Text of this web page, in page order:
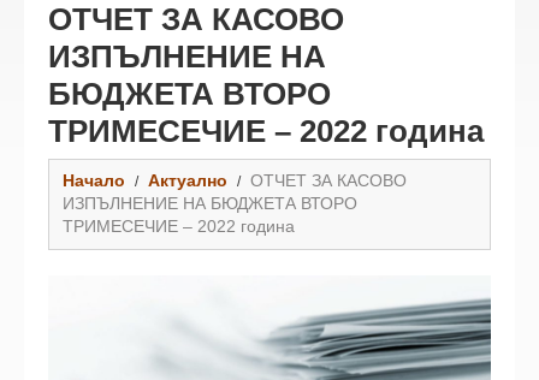
ОТЧЕТ ЗА КАСОВО
ИЗПЪЛНЕНИЕ НА
БЮДЖЕТА ВТОРО
ТРИМЕСЕЧИЕ – 2022 година
Начало Актуално
ОТЧЕТ ЗА КАСОВО
ИЗПЪЛНЕНИЕ НА БЮДЖЕТА ВТОРО
ТРИМЕСЕЧИЕ – 2022 година